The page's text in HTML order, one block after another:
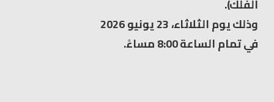
الفلك).
وذلك يوم الثلاثاء، 23 يونيو 2026
في تمام الساعة 8:00 مساءً.